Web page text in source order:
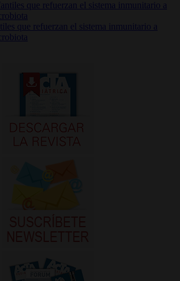
que refuerzan el sistema inmunitario a